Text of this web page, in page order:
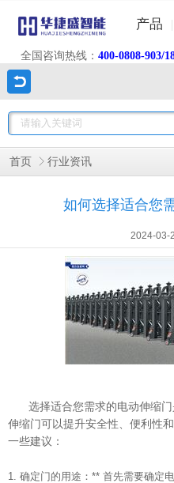
产品
全国咨询热线： 400-0808-903/
首页 行业资讯
如何选择适合您
2024-03-
选择适合您需求的电动伸缩
伸缩门可以提升安全性、便利性
一些建议：
1. 确定门的用途：** 首先需要确定